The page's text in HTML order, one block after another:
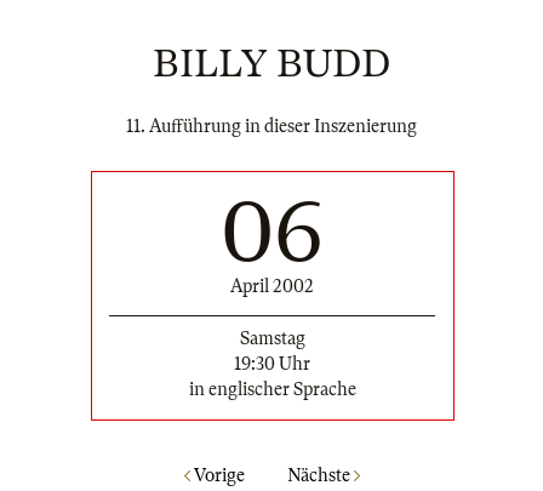
BILLY BUDD
11. Aufführung in dieser Inszenierung
06
April 2002
Samstag
19:30 Uhr
in englischer Sprache
Vorige Nächste